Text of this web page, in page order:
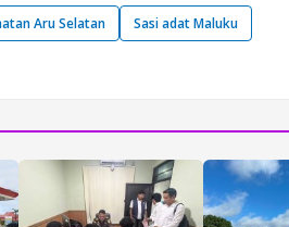
Aru Selatan
Sasi adat Maluku